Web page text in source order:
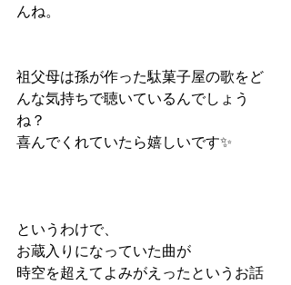
んね。
祖父母は孫が作った駄菓子屋の歌をど
んな気持ちで聴いているんでしょう
ね？
喜んでくれていたら嬉しいです✨
というわけで、
お蔵入りになっていた曲が
時空を超えてよみがえったというお話